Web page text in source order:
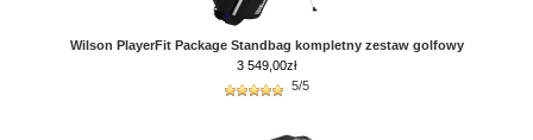
Wilson PlayerFit Package Standbag kompletny zestaw golfowy
3 549,00zł
5/5